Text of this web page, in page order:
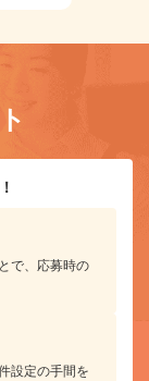
で、応募時の
設定の手間を